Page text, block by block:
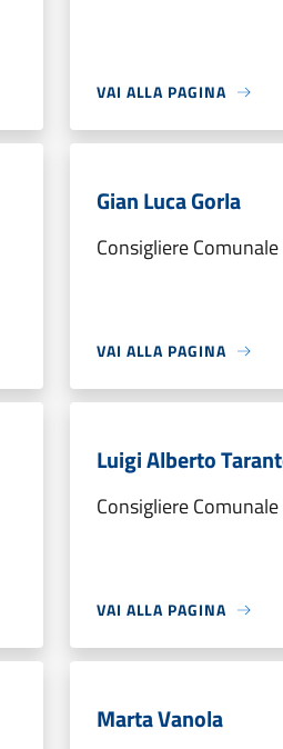
VAI ALLA PAGINA
Gian Luca Gorla
Consigliere Comunale
VAI ALLA PAGINA
Luigi Alberto
Consigliere Comunale
VAI ALLA PAGINA
Marta Vanola